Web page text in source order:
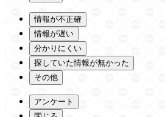
情報が不正確
情報が遅い
分かりにくい
探していた情報が無かった
その他
アンケート